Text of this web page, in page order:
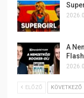
A
Flash
ELŐZŐ KÖVETKEZŐ